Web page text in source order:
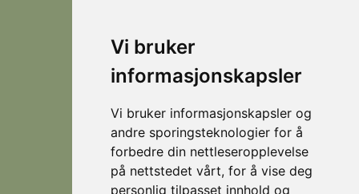
Vi bruker
informasjonskapsler
Vi bruker informasjonskapsler og
andre sporingsteknologier for å
forbedre din nettleseropplevelse
på nettstedet vårt, for å vise deg
personlig tilpasset innhold og
- en
helårsdestinasjon
som
på
flotte
fjellturer
om
Fjellsætra
Hornindal
Koie
© 2026
Visit
Personvern
Levert av
Horn Media